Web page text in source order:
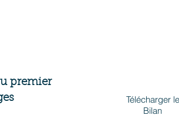
premier
Télécharger le
Bilan